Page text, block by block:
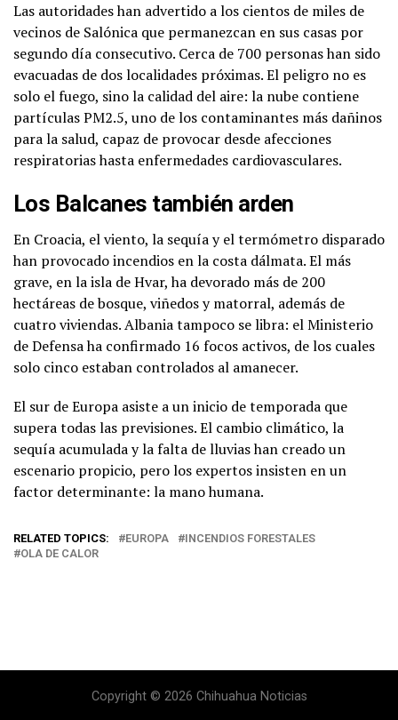
Las autoridades han advertido a los cientos de miles de
vecinos de Salónica que permanezcan en sus casas por
segundo día consecutivo. Cerca de 700 personas han sido
evacuadas de dos localidades próximas. El peligro no es
solo el fuego, sino la calidad del aire: la nube contiene
partículas PM2.5, uno de los contaminantes más dañinos
para la salud, capaz de provocar desde afecciones
respiratorias hasta enfermedades cardiovasculares.
Los Balcanes también arden
En Croacia, el viento, la sequía y el termómetro disparado
han provocado incendios en la costa dálmata. El más
grave, en la isla de Hvar, ha devorado más de 200
hectáreas de bosque, viñedos y matorral, además de
cuatro viviendas. Albania tampoco se libra: el Ministerio
de Defensa ha confirmado 16 focos activos, de los cuales
solo cinco estaban controlados al amanecer.
El sur de Europa asiste a un inicio de temporada que
supera todas las previsiones. El cambio climático, la
sequía acumulada y la falta de lluvias han creado un
escenario propicio, pero los expertos insisten en un
factor determinante: la mano humana.
RELATED TOPICS: EUROPA
INCENDIOS FORESTALES
OLA DE CALOR
Copyright © 2026 Chihuahua Noticias